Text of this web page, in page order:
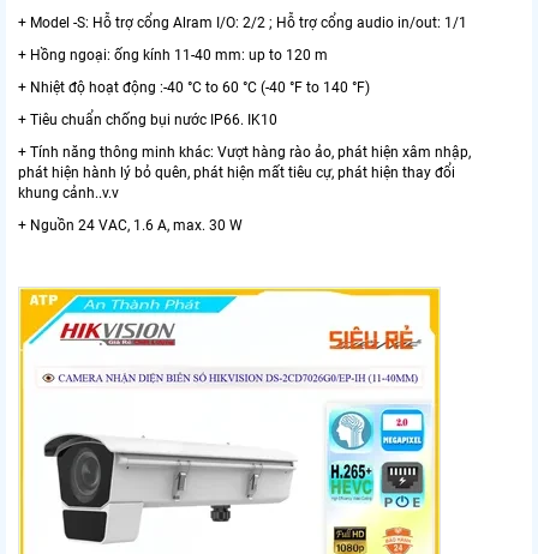
+ Model -S: Hỗ trợ cổng Alram I/O: 2/2 ; Hỗ trợ cổng audio in/out: 1/1
+ Hồng ngoại: ống kính 11-40 mm: up to 120 m
+ Nhiệt độ hoạt động :-40 °C to 60 °C (-40 °F to 140 °F)
+ Tiêu chuẩn chống bụi nước IP66. IK10
+ Tính năng thông minh khác: Vượt hàng rào ảo, phát hiện xâm nhập,
phát hiện hành lý bỏ quên, phát hiện mất tiêu cự, phát hiện thay đổi
khung cảnh..v.v
+ Nguồn 24 VAC, 1.6 A, max. 30 W